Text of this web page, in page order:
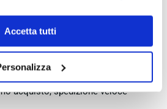
consulta laprivacy policye la
Accetta tutti
acquisto, spedizione veloce